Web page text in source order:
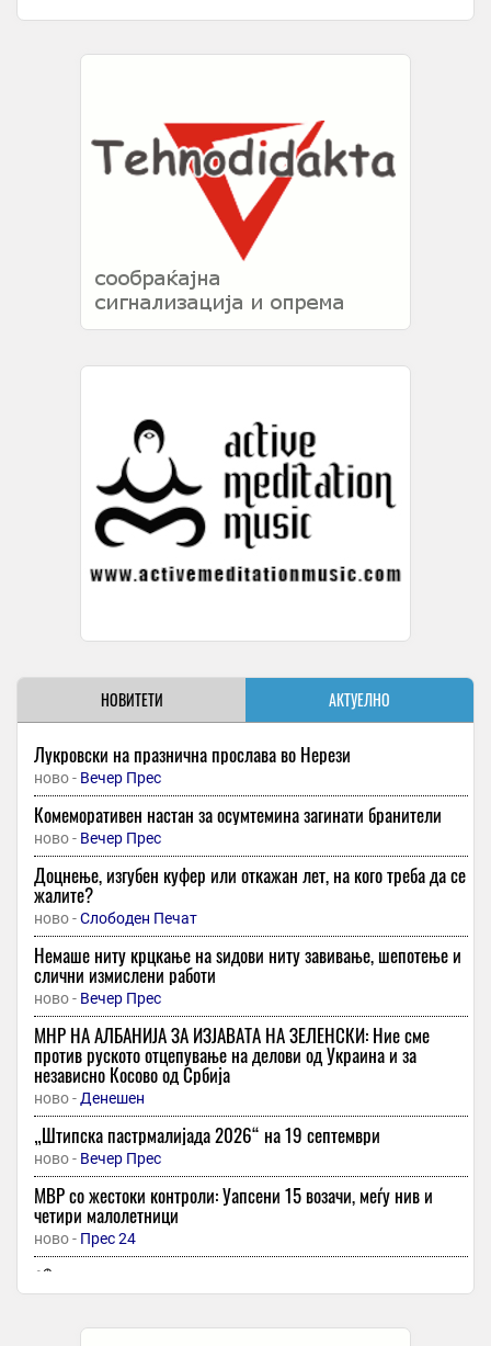
НОВИТЕТИ АКТУЕЛНО
Лукровски на празнична прослава во Нерези
ново - Вечер Прес
Комеморативен настан за осумтемина загинати бранители
ново - Вечер Прес
Доцнење, изгубен куфер или откажан лет, на кого треба да се
жалите?
ново -Слободен Печат
Немаше ниту крцкање на ѕидови ниту завивање, шепотење и
слични измислени работи
ново - Вечер Прес
МНР НА АЛБАНИЈА ЗА ИЗЈАВАТА НА ЗЕЛЕНСКИ: Ние сме
против руското отцепување на делови од Украина и за
независно Косово од Србија
ново - Денешен
„Штипска пастрмалијада 2026“ на 19 септември
ново - Вечер Прес
МВР со жестоки контроли: Уапсени 15 возачи, меѓу нив и
четири малолетници
ново - Прес 24
📽️ приштина го симна украинското знаме, тирана му
одговори на зеленски нема паралела меѓу косово и украина